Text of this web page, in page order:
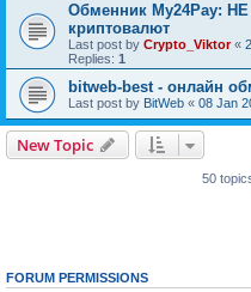
Обменник My24Pay:
криптовалют
Last post by Crypto_Viktor«
Replies: 1
bitweb-best - онлайн
Last post by BitWeb « 08 Jan
New Topic
50
FORUM PERMISSIONS